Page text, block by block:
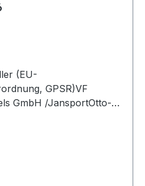
(EU-
GPSR)VF
GmbH /JansportOtto-